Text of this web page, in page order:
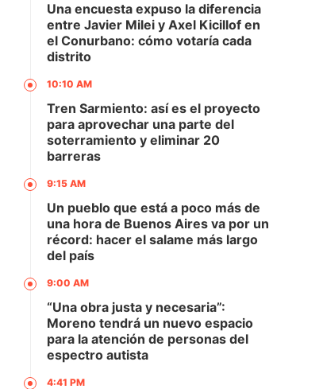
Una encuesta expuso la diferencia
entre Javier Milei y Axel Kicillof en
el Conurbano: cómo votaría cada
distrito
10:10 AM
Tren Sarmiento: así es el proyecto
para aprovechar una parte del
soterramiento y eliminar 20
barreras
9:15 AM
Un pueblo que está a poco más de
una hora de Buenos Aires va por un
récord: hacer el salame más largo
del país
9:00 AM
“Una obra justa y necesaria”:
Moreno tendrá un nuevo espacio
para la atención de personas del
espectro autista
4:41 PM